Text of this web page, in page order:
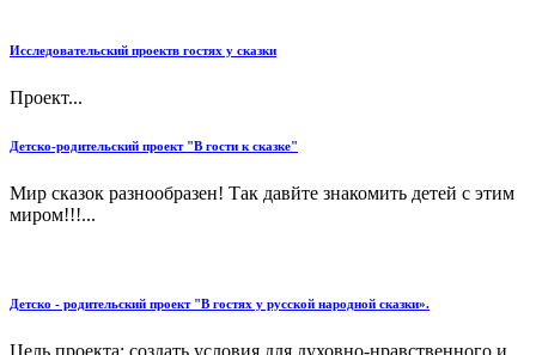
Исследовательский проектв гостях у сказки
Проект...
Детско-родительский проект "В гости к сказке"
Мир сказок разнообразен! Так давйте знакомить детей с этим
миром!!!...
Детско - родительский проект "В гостях у русской народной сказки».